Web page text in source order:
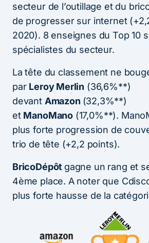
secteur de l’outillage et du
de progresser sur internet
2020). 8 enseignes du Top 10
spécialistes du secteur.
La tête du classement ne
par Leroy Merlin (36,6%**)
devant Amazon (32,3%**)
et ManoMano (17,0%**).
plus forte progression de
trio de tête (+2,2 points).
BricoDépôt gagne un rang et
4ème place. A noter que
plus forte hausse de la